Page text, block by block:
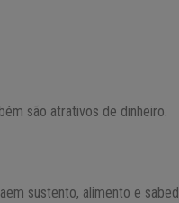
são atrativos de dinheiro.
sustento, alimento e